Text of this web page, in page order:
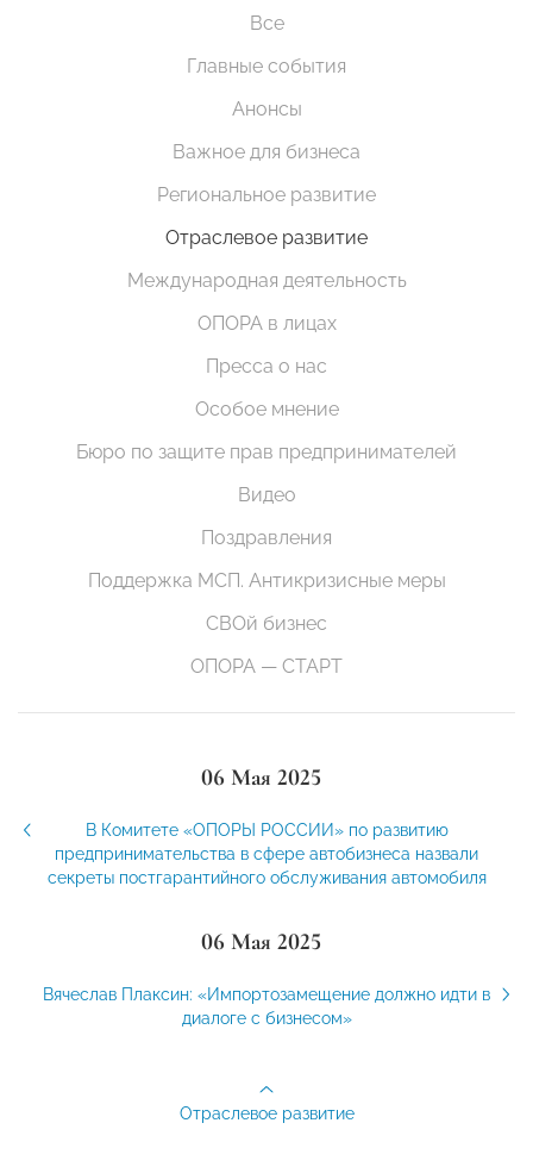
Все
Главные события
Анонсы
Важное для бизнеса
Региональное развитие
Отраслевое развитие
Международная деятельность
ОПОРА в лицах
Пресса о нас
Особое мнение
Бюро по защите прав предпринимателей
Видео
Поздравления
Поддержка МСП. Антикризисные меры
СВОй бизнес
ОПОРА — СТАРТ
06 Мая 2025
В Комитете «ОПОРЫ РОССИИ» по развитию
предпринимательства в сфере автобизнеса назвали
секреты постгарантийного обслуживания автомобиля
06 Мая 2025
Вячеслав Плаксин: «Импортозамещение должно идти в
диалоге с бизнесом»
Отраслевое развитие